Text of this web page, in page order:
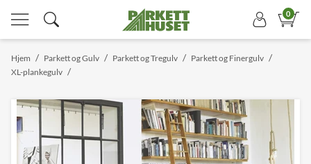
0
/
Hjem /
Parkett og Gulv /
Parkett og Tregulv /
Parkett og Finergulv
/
XL-plankegulv